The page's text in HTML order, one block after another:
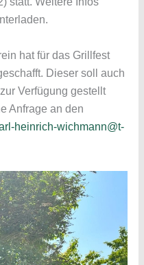
hat für das Grillfest
Dieser soll auch
Verfügung gestellt
Anfrage an den
heinrich-wichmann@t-